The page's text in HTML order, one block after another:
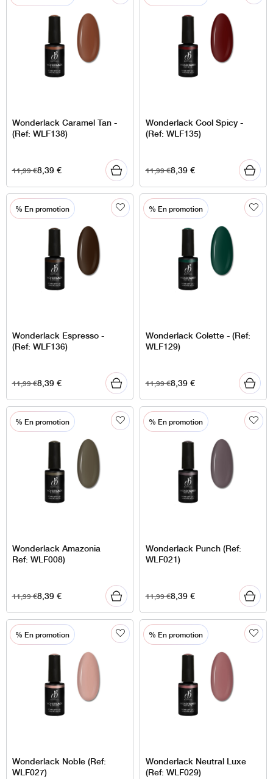
Wonderlack Caramel Tan -
(Ref: WLF138)
11,99€8,39€
Wonderlack Cool Spicy -
(Ref: WLF135)
11,99€8,39€
% En promotion
Wonderlack Espresso -
(Ref: WLF136)
11,99€8,39€
% En promotion
Wonderlack Colette - (Ref:
WLF129)
11,99€8,39€
% En promotion
Wonderlack Amazonia
Ref: WLF008)
11,99€8,39€
% En promotion
Wonderlack Punch (Ref:
WLF021)
11,99€8,39€
% En promotion
Wonderlack Noble (Ref:
WLF027)
% En promotion
Wonderlack Neutral Luxe
(Ref: WLF029)